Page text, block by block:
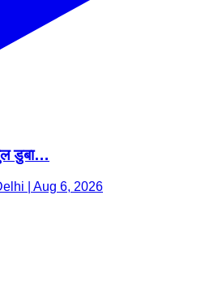
डुबा…
| Aug 6, 2026